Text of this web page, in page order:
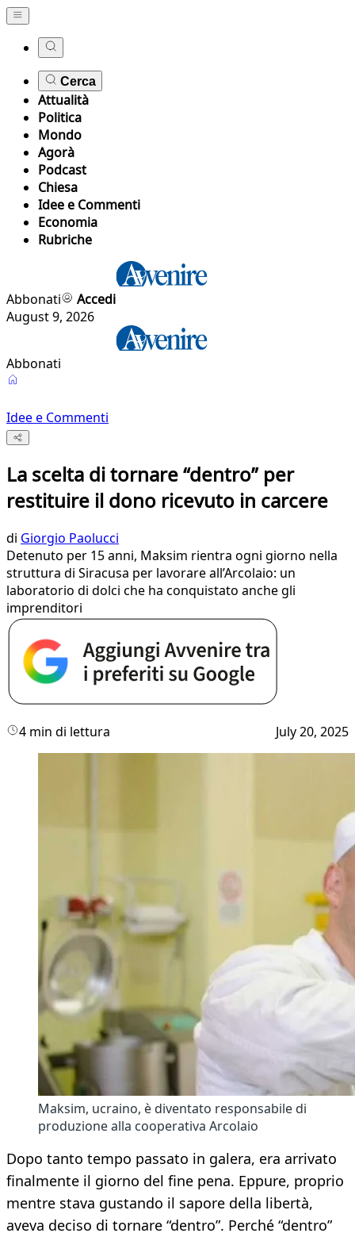
Cerca
Attualità
Politica
Mondo
Agorà
Podcast
Chiesa
Idee e Commenti
Economia
Rubriche
Abbonati
Accedi
August 9, 2026
Abbonati
Idee e Commenti
La scelta di tornare “dentro” per
restituire il dono ricevuto in carcere
di Giorgio Paolucci
Detenuto per 15 anni, Maksim rientra ogni giorno nella
struttura di Siracusa per lavorare all’Arcolaio: un
laboratorio di dolci che ha conquistato anche gli
imprenditori
4 min di lettura July 20, 2025
Maksim, ucraino, è diventato responsabile di
produzione alla cooperativa Arcolaio
Dopo tanto tempo passato in galera, era arrivato
finalmente il giorno del fine pena. Eppure, proprio
mentre stava gustando il sapore della libertà,
aveva deciso di tornare “dentro”. Perché “dentro”